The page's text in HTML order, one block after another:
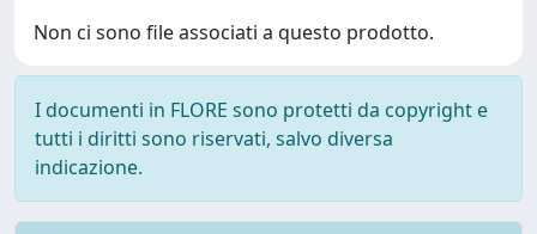
Non ci sono file associati a questo prodotto.
I documenti in FLORE sono protetti da copyright e
tutti i diritti sono riservati, salvo diversa
indicazione.